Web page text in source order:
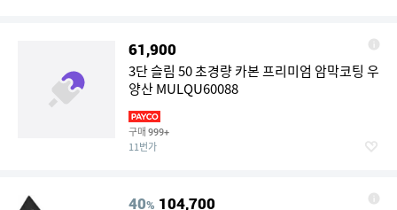
61,900
3단 슬림 50 초경량 카본 프리미엄 암막코팅 우
양산 MULQU60088
구매 999+
11번가
40% 104,700